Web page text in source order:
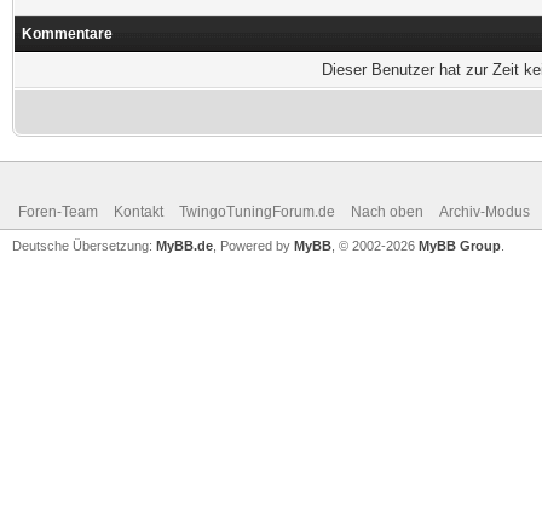
Kommentare
Dieser Benutzer hat zur Zeit
Foren-Team Kontakt TwingoTuningForum.de Nach oben Archiv-Modus
Deutsche Übersetzung: MyBB.de , Powered by MyBB , © 2002-2026 MyBB Group